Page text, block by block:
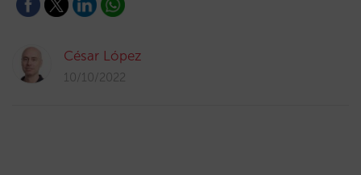
César López
10/10/2022